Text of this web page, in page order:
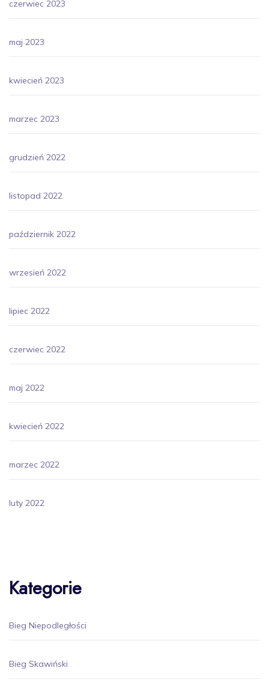
czerwiec 2023
maj 2023
kwiecień 2023
marzec 2023
grudzień 2022
listopad 2022
październik 2022
wrzesień 2022
lipiec 2022
czerwiec 2022
maj 2022
kwiecień 2022
marzec 2022
luty 2022
Kategorie
Bieg Niepodległości
Bieg Skawiński